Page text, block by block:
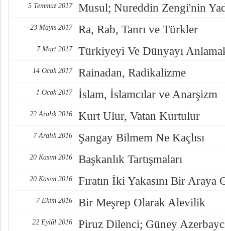
5 Temmuz 2017 Musul; Nureddin Zengi'nin
23 Mayıs 2017 Ra, Rab, Tanrı ve Türkler
7 Mart 2017 Türkiyeyi Ve Dünyayı
14 Ocak 2017 Rainadan, Radikalizme
1 Ocak 2017 İslam, İslamcılar ve Anarşizm
22 Aralık 2016 Kurt Ulur, Vatan Kurtulur
7 Aralık 2016 Şangay Bilmem Ne Kaçlısı
20 Kasım 2016 Başkanlık Tartışmaları
20 Kasım 2016 Fıratın İki Yakasını Bir Araya
7 Ekim 2016 Bir Meşrep Olarak Alevilik
22 Eylül 2016
Piruz Dilenci; Güney